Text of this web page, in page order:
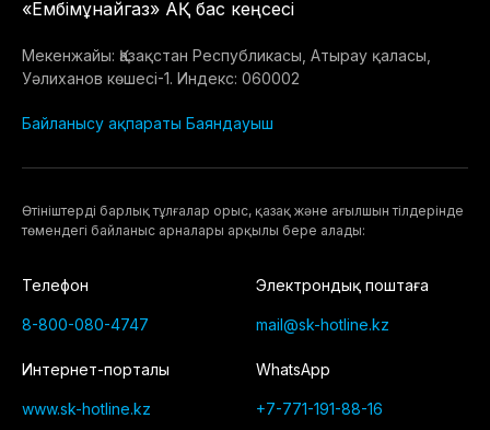
«Ембімұнайгаз» АҚ бас кеңсесі
Мекенжайы: Қазақстан Республикасы, Атырау қаласы,
Уәлиханов көшесі-1. Индекс: 060002
Байланысу ақпараты Баяндауыш
Өтiнiштердi барлық тұлғалар орыс, қазақ және ағылшын тілдерінде
төмендегі байланыс арналары арқылы бере алады:
Телефон
8-800-080-4747
Электрондық поштаға
mail@sk-hotline.kz
Интернет-порталы
www.sk-hotline.kz
WhatsApp
+7-771-191-88-16